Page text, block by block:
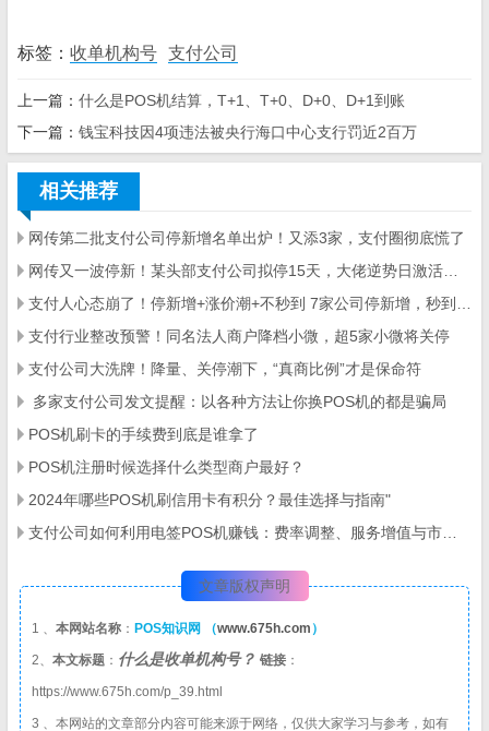
标签： 收单机构号 支付公司
上一篇： 什么是POS机结算，T+1、T+0、D+0、D+1到账
下一篇： 钱宝科技因4项违法被央行海口中心支行罚近2百万
相关推荐
网传第二批支付公司停新增名单出炉！又添3家，支付圈彻底慌了
支付行业整改预警！同名法人商户降档小微，超5家小微将关停
支付公司大洗牌！降量、关停潮下，“真商比例”才是保命符
​ 多家支付公司发文提醒：以各种方法让你换POS机的都是骗局
POS机刷卡的手续费到底是谁拿了
POS机注册时候选择什么类型商户最好？
2024年哪些POS机刷信用卡有积分？最佳选择与指南"
文章版权声明
1 、 本网站名称 ： POS知识网 （www.675h.com ）
2、 本文标题 ： 什么是收单机构号？ 链接 ：
https://www.675h.com/p_39.html
3 、本网站的文章部分内容可能来源于网络，仅供大家学习与参考，如有